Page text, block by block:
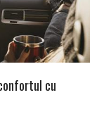
cu